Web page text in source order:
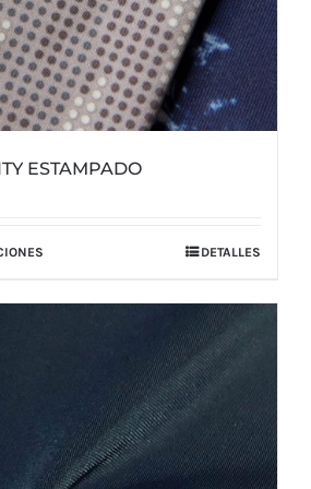
producto
ESTAMPADO
opciones
se
DETALLES